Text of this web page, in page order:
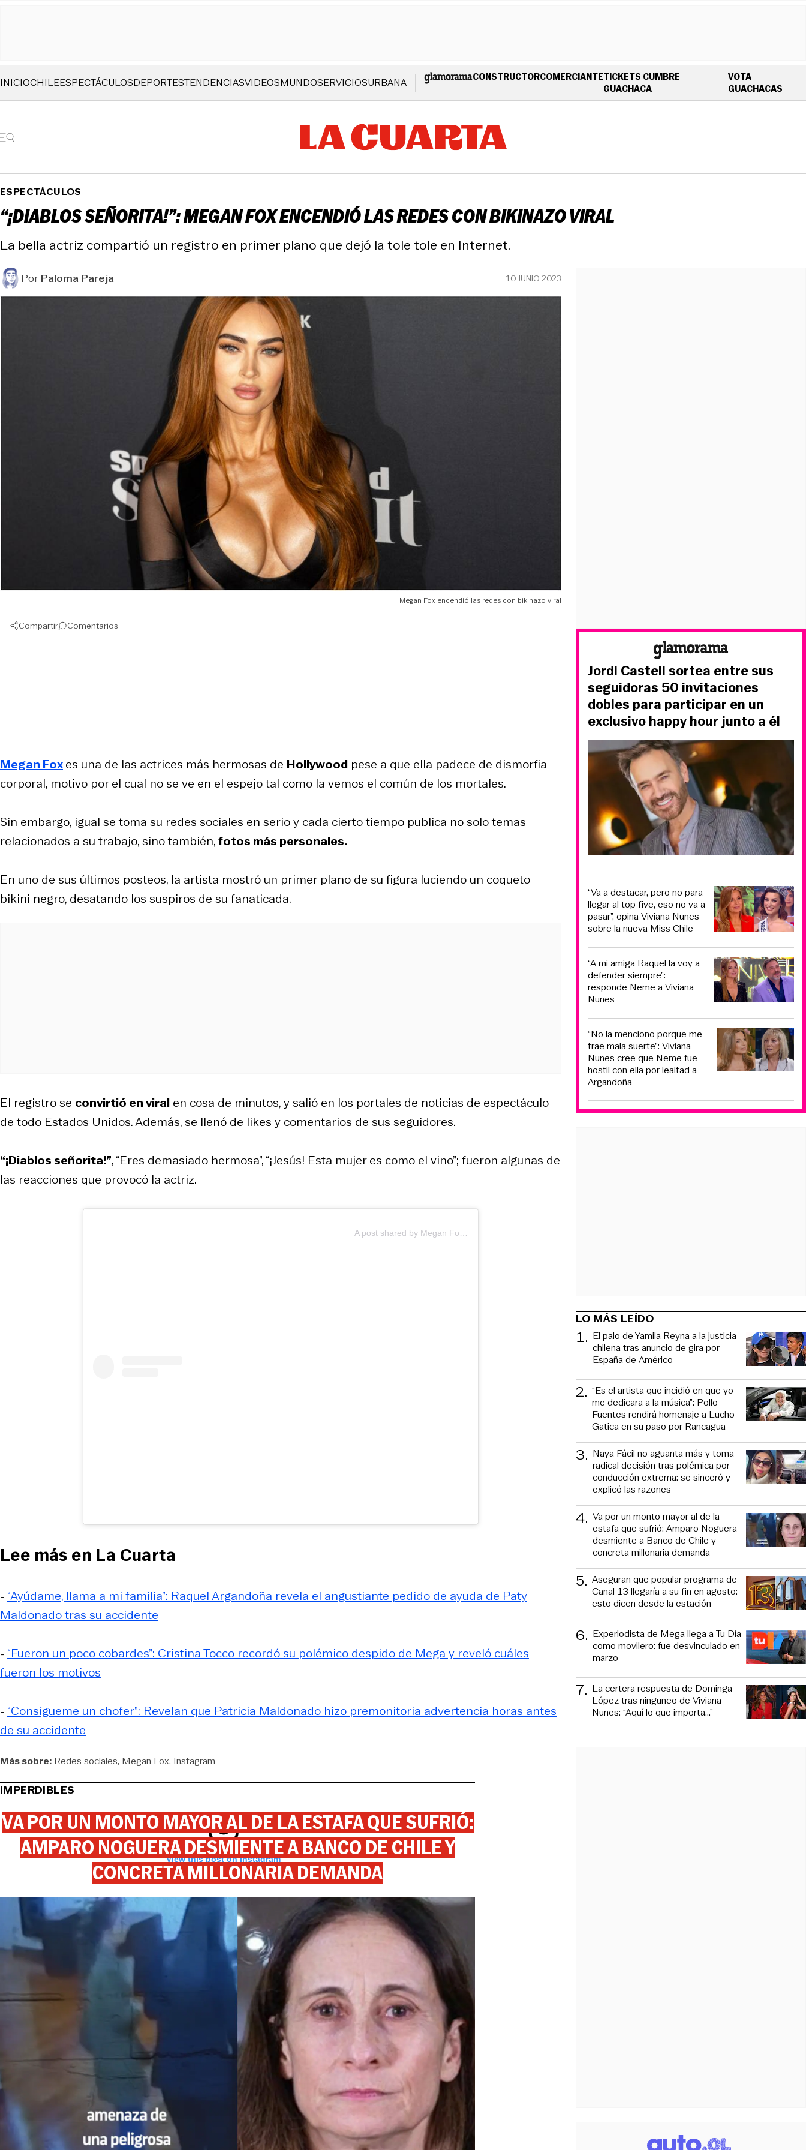
INICIOCHILEESPECTÁCULOSDEPORTESTENDENCIASVIDEOSMUNDOSERVICIOSURBANA CONSTRUCTORCOMERCIANTETICKETS CUMBRE
GUACHACAOPENS IN NEW WINDOW
VOTA
GUACHACAS
ESPECTÁCULOS
“¡DIABLOS SEÑORITA!”: MEGAN FOX ENCENDIÓ LAS REDES CON BIKINAZO VIRAL
La bella actriz compartió un registro en primer plano que dejó la tole tole en Internet.
PorPaloma Pareja 10 JUNIO 2023
Megan Fox encendió las redes con bikinazo viral
Compartir Comentarios
Megan Foxes una de las actrices más hermosas de Hollywood pese a que ella padece de dismorfia
corporal, motivo por el cual no se ve en el espejo tal como la vemos el común de los mortales.
Sin embargo, igual se toma su redes sociales en serio y cada cierto tiempo publica no solo temas
relacionados a su trabajo, sino también,fotos más personales.
En uno de sus últimos posteos, la artista mostró un primer plano de su figura luciendo un coqueto
bikini negro, desatando los suspiros de su fanaticada.
El registro se convirtió en viral en cosa de minutos, y salió en los portales de noticias de espectáculo
de todo Estados Unidos. Además, se llenó de likes y comentarios de sus seguidores.
“¡Diablos señorita!”, “Eres demasiado hermosa”, “¡Jesús! Esta mujer es como el vino”; fueron algunas de
las reacciones que provocó la actriz.
View this post on Instagram
Lee más en La Cuarta
- “Ayúdame, llama a mi familia”: Raquel Argandoña revela el angustiante pedido de ayuda de Paty
Maldonado tras su accidente
- “Fueron un poco cobardes”: Cristina Tocco recordó su polémico despido de Mega y reveló cuáles
fueron los motivos
- “Consígueme un chofer”: Revelan que Patricia Maldonado hizo premonitoria advertencia horas antes
de su accidente
Más sobre: Redes sociales Megan Fox Instagram
IMPERDIBLES
VA POR UN MONTO MAYOR AL DE LA ESTAFA QUE SUFRIÓ:
AMPARO NOGUERA DESMIENTE A BANCO DE CHILE Y
CONCRETA MILLONARIA DEMANDA
Jordi Castell sortea entre sus
seguidoras 50 invitaciones
dobles para participar en un
exclusivo happy hour junto a él
“Va a destacar, pero no para
llegar al top five, eso no va a
pasar”, opina Viviana Nunes
sobre la nueva Miss Chile
“A mi amiga Raquel la voy a
defender siempre”:
responde Neme a Viviana
Nunes
“No la menciono porque me
trae mala suerte”: Viviana
Nunes cree que Neme fue
hostil con ella por lealtad a
Argandoña
LO MÁS LEÍDO
1. El palo de Yamila Reyna a la justicia
chilena tras anuncio de gira por
España de Américo
2. “Es el artista que incidió en que yo
me dedicara a la música”: Pollo
Fuentes rendirá homenaje a Lucho
Gatica en su paso por Rancagua
3. Naya Fácil no aguanta más y toma
radical decisión tras polémica por
conducción extrema: se sinceró y
explicó las razones
4. Va por un monto mayor al de la
estafa que sufrió: Amparo Noguera
desmiente a Banco de Chile y
concreta millonaria demanda
5. Aseguran que popular programa de
Canal 13 llegaría a su fin en agosto:
esto dicen desde la estación
6. Experiodista de Mega llega a Tu Día
como movilero: fue desvinculado en
marzo
7. La certera respuesta de Dominga
López tras ninguneo de Viviana
Nunes: “Aquí lo que importa...”